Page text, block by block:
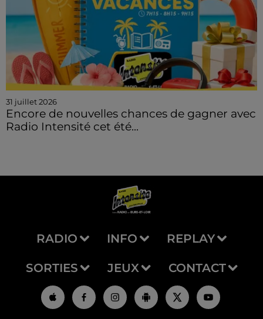
31 juillet 2026
Encore de nouvelles chances de gagner avec
Radio Intensité cet été...
RADIO INFO REPLAY
SORTIES JEUX CONTACT